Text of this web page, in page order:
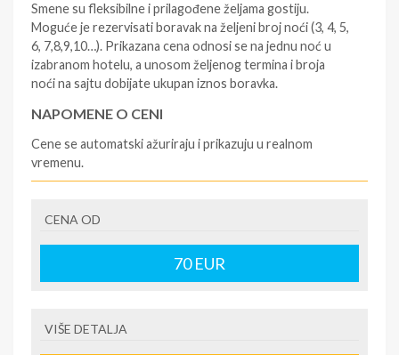
Smene su fleksibilne i prilagođene željama gostiju.
Moguće je rezervisati boravak na željeni broj noći (3, 4, 5,
6, 7,8,9,10…). Prikazana cena odnosi se na jednu noć u
izabranom hotelu, a unosom željenog termina i broja
noći na sajtu dobijate ukupan iznos boravka.
NAPOMENE O CENI
Cene se automatski ažuriraju i prikazuju u realnom
vremenu.
- rezervisane i potvrđene usluge u izabranoj smeštajnoj
jedinici prema opisu - korišćenje hotelskih sadržaja
prema opisu - uslugu rezervacije - organizaciju
putovanja.
CENA OD
70EUR
VIŠE DETALJA